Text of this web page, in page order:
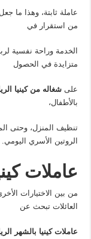
عاملة ثابتة، وهذا ما
من استقرار في
الخدمة وراحة نفسية
متزايدة في الحصول
علىشغاله من كينيا
بالأطفال،
تنظيف المنزل، وحتى
الروتين الأسري اليومي.
عاملات
من بين الاختيارات
العائلات تبحث عن
عاملات كينيا بالشهر